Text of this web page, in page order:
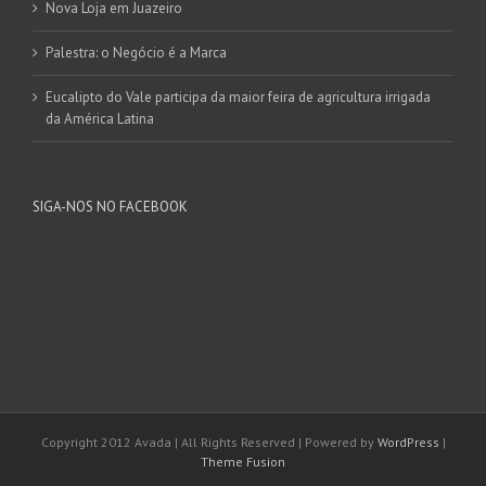
Nova Loja em Juazeiro
Palestra: o Negócio é a Marca
Eucalipto do Vale participa da maior feira de agricultura irrigada
da América Latina
SIGA-NOS NO FACEBOOK
Copyright 2012 Avada | All Rights Reserved | Powered by WordPress |
Theme Fusion